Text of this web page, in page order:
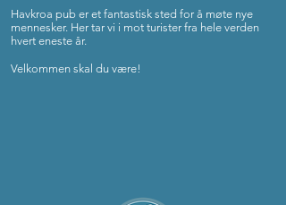
Havkroa pub er et fantastisk sted for å møte nye
mennesker. Her tar vi i mot turister fra hele verden
hvert eneste år.
Velkommen skal du være!